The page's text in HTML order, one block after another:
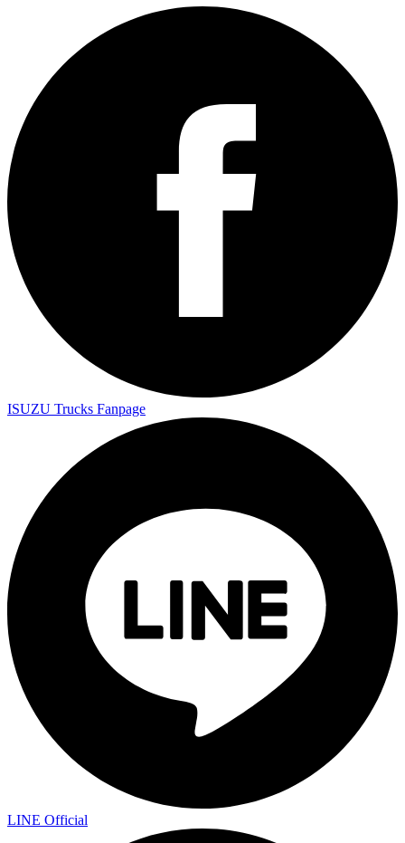
ISUZU Trucks Fanpage
LINE Official